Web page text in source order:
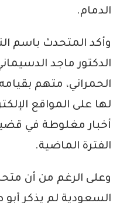
الدمام.
وأكد المتحدث باسم
الدكتور ماجد
الحمراني، متهم
لها على المواقع
أخبار مغلوطة في
الفترة الماضية.
وعلى الرغم من أن
السعودية لم يذكر أبو